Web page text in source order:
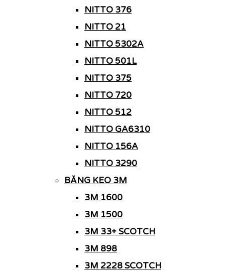
NITTO 376
NITTO 21
NITTO 5302A
NITTO 501L
NITTO 375
NITTO 720
NITTO 512
NITTO GA6310
NITTO 156A
NITTO 3290
BĂNG KEO 3M
3M 1600
3M 1500
3M 33+ SCOTCH
3M 898
3M 2228 SCOTCH